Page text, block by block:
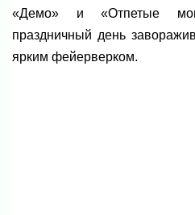
«Демо» и «Отпетые
праздничный день
ярким фейерверком.